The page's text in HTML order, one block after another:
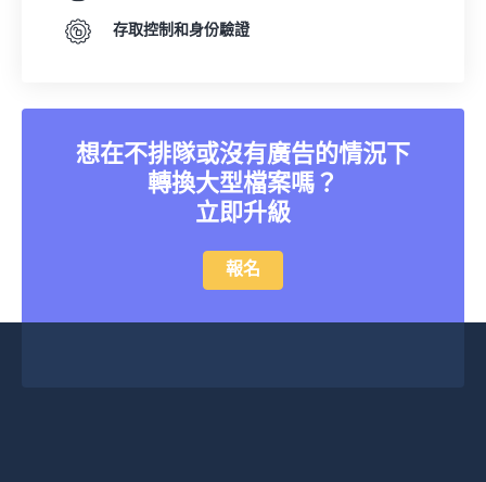
存取控制和身份驗證
想在不排隊或沒有廣告的情況下
轉換大型檔案嗎？
立即升級
報名